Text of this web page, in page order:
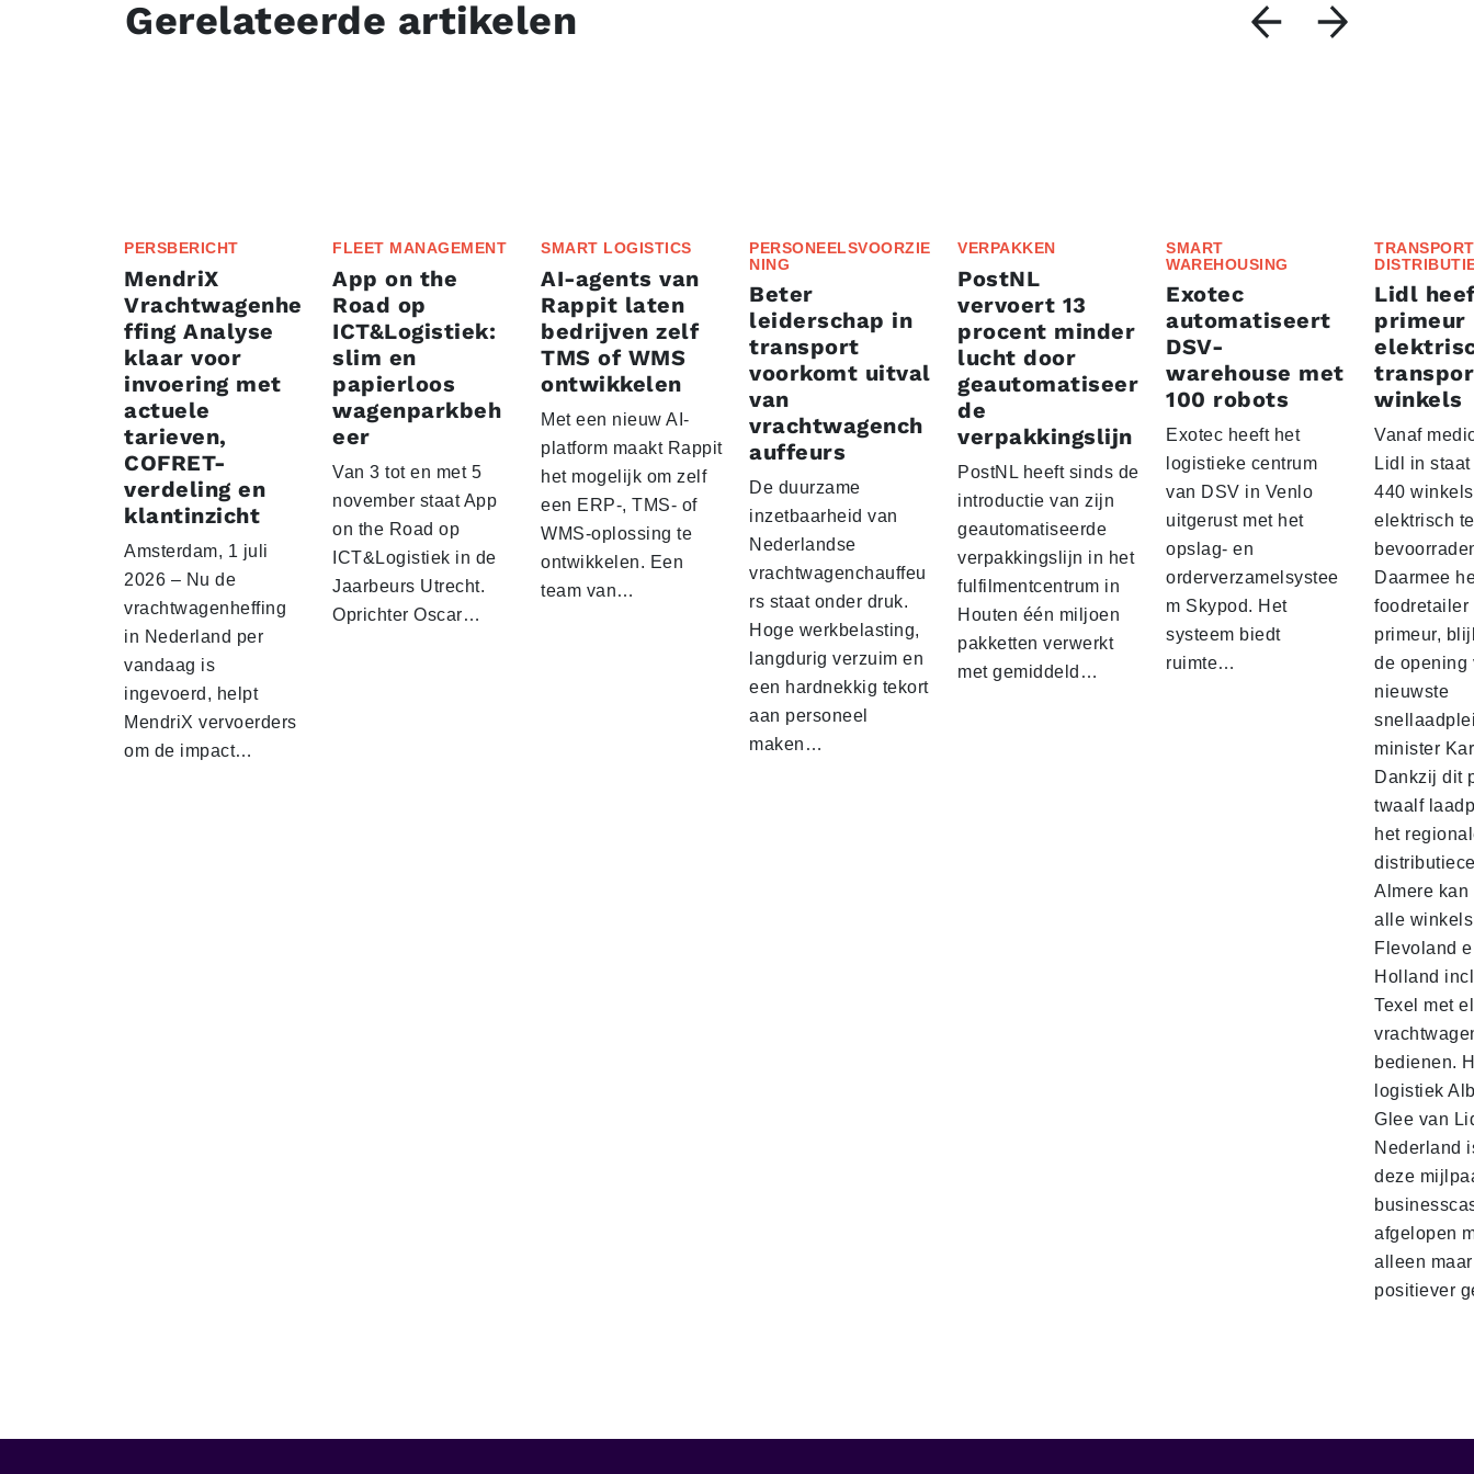
Gerelateerde artikelen
PERSBERICHT
MendriX
Vrachtwagenhe
ffing Analyse
klaar voor
invoering met
actuele
tarieven,
COFRET-
verdeling en
klantinzicht
Amsterdam, 1 juli
2026 – Nu de
vrachtwagenheffing
in Nederland per
vandaag is
ingevoerd, helpt
MendriX vervoerders
om de impact…
FLEET MANAGEMENT
App on the
Road op
ICT&Logistiek:
slim en
papierloos
wagenparkbeh
eer
Van 3 tot en met 5
november staat App
on the Road op
ICT&Logistiek in de
Jaarbeurs Utrecht.
Oprichter Oscar…
SMART LOGISTICS
AI-agents van
Rappit laten
bedrijven zelf
TMS of WMS
ontwikkelen
Met een nieuw AI-
platform maakt Rappit
het mogelijk om zelf
een ERP-, TMS- of
WMS-oplossing te
ontwikkelen. Een
team van…
PERSONEELSVOORZIE
NING
Beter
leiderschap in
transport
voorkomt uitval
van
vrachtwagench
auffeurs
De duurzame
inzetbaarheid van
Nederlandse
vrachtwagenchauffeu
rs staat onder druk.
Hoge werkbelasting,
langdurig verzuim en
een hardnekkig tekort
aan personeel
maken…
VERPAKKEN
PostNL
vervoert 13
procent minder
lucht door
geautomatiseer
de
verpakkingslijn
PostNL heeft sinds de
introductie van zijn
geautomatiseerde
verpakkingslijn in het
fulfilmentcentrum in
Houten één miljoen
pakketten verwerkt
met gemiddeld…
SMART
WAREHOUSING
Exotec
automatiseert
DSV-
warehouse met
100 robots
Exotec heeft het
logistieke centrum
van DSV in Venlo
uitgerust met het
opslag- en
orderverzamelsystee
m Skypod. Het
systeem biedt
ruimte…
Lidl
primeur
winkels
Vanaf
Lidl in
440 winkels
elektrisch te
Daarmee
foodretailer
primeur,
de opening
nieuwste
minister
Dankzij dit
twaalf
het
Almere
alle
Flevoland
Holland
Texel met
bedienen.
logistiek
Glee van
Nederland
deze
afgelopen
alleen maar
positiever